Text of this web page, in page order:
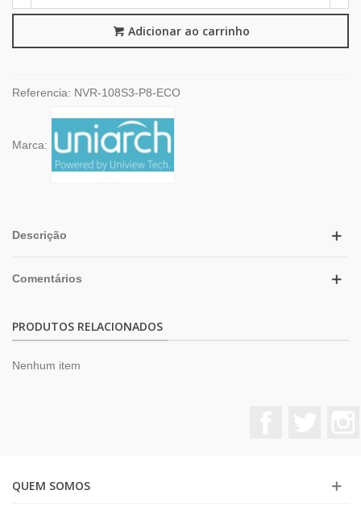
Adicionar ao carrinho
Referencia: NVR-108S3-P8-ECO
Marca:
Descrição
Comentários
PRODUTOS RELACIONADOS
Nenhum item
QUEM SOMOS